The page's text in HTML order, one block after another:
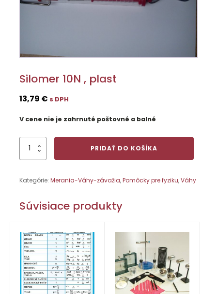
Silomer 10N , plast
13,79 € s DPH
V cene nie je zahrnuté poštovné a balné
množstvo
Silomer
plast
PRIDAŤ DO KOŠÍKA
Kategórie: Merania-Váhy-závažia,Pomôcky pre fyziku,Váhy
Súvisiace produkty